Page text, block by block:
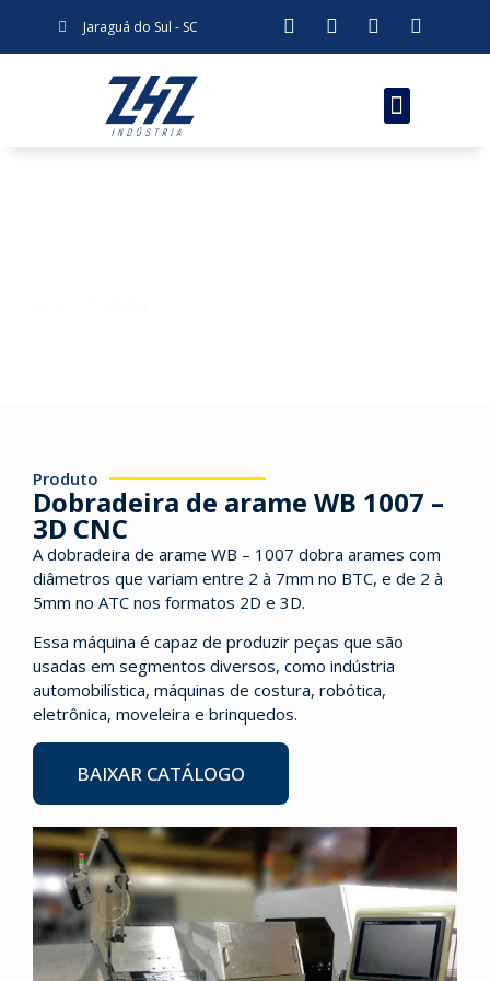
Jaraguá do Sul - SC
Produto
Dobradeira de arame WB 1007 –
3D CNC
A dobradeira de arame WB – 1007 dobra arames com
diâmetros que variam entre 2 à 7mm no BTC, e de 2 à
5mm no ATC nos formatos 2D e 3D.
Essa máquina é capaz de produzir peças que são
usadas em segmentos diversos, como indústria
automobilística, máquinas de costura, robótica,
eletrônica, moveleira e brinquedos.
BAIXAR CATÁLOGO